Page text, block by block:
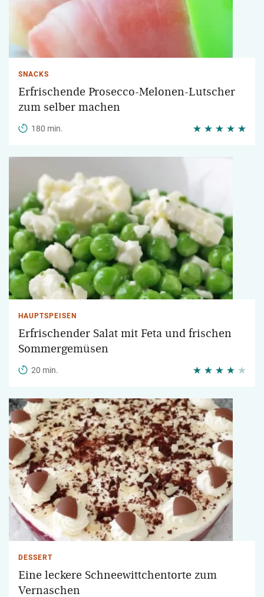
SNACKS
Erfrischende Prosecco-Melonen-Lutscher
zum selber machen
180 min.
HAUPTSPEISEN
Erfrischender Salat mit Feta und frischen
Sommergemüsen
20 min.
DESSERT
Eine leckere Schneewittchentorte zum
Vernaschen